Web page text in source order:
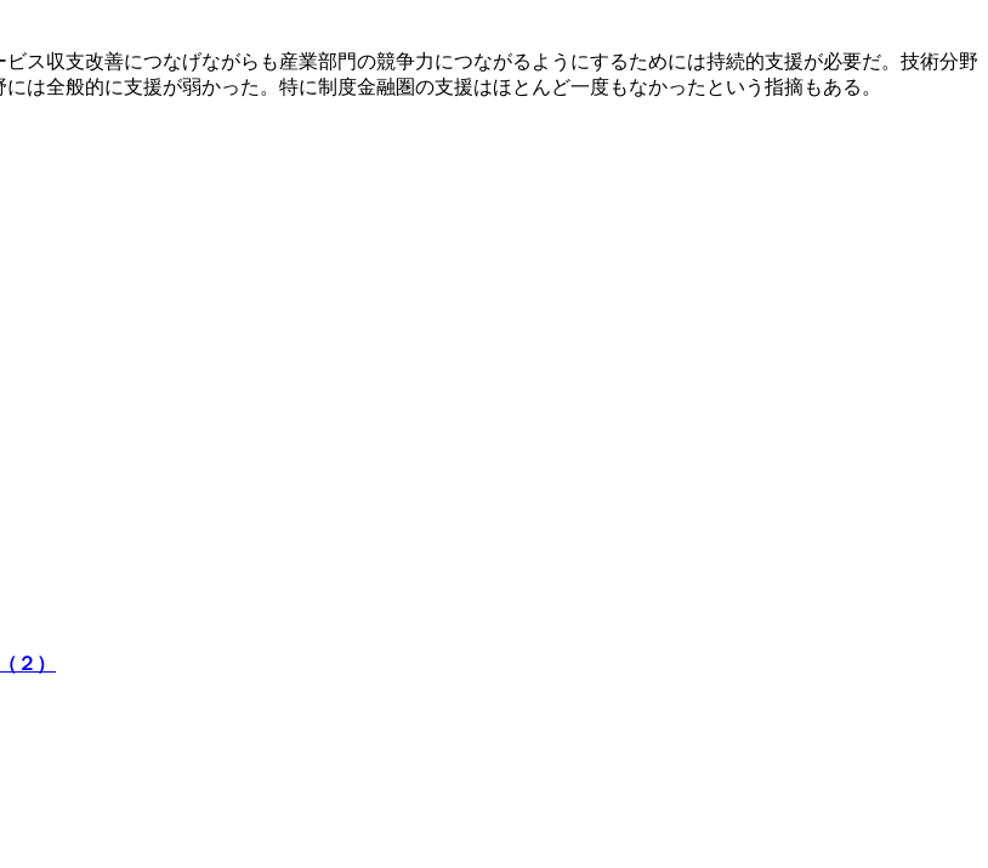
ス収支改善につなげながらも産業部門の競争力につながるようにするためには持続的支援が必要だ。技術分野
は全般的に支援が弱かった。特に制度金融圏の支援はほとんど一度もなかったという指摘もある。
２）